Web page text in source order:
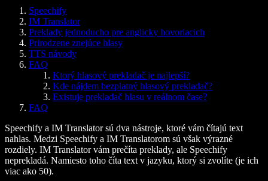
Speechify
IM Translator
Preklady jednoducho pre anglicky hovoriacich
Prirodzene znejúce hlasy
TTS návody
FAQ
Ktorý hlasový prekladač je najlepší?
Kde nájdem bezplatný hlasový prekladač?
Existuje prekladač hlasu v reálnom čase?
FAQ
Speechify a IM Translator sú dva nástroje, ktoré vám čítajú text
nahlas. Medzi Speechify a IM Translatorom sú však výrazné
rozdiely. IM Translator vám prečíta preklady, ale Speechify
neprekladá. Namiesto toho číta text v jazyku, ktorý si zvolíte (je ich
viac ako 50).